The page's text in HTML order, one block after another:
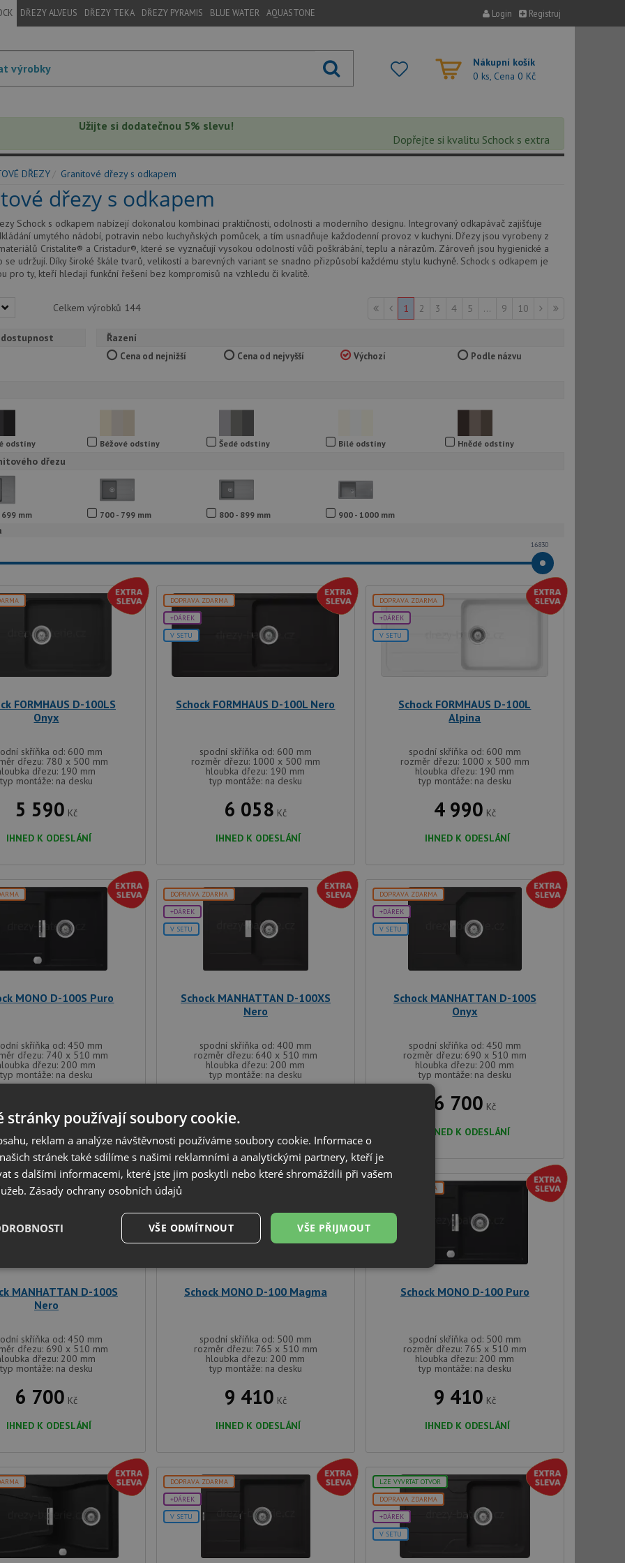
DŘEZY ALVEUS DŘEZY TEKA DŘEZY PYRAMIS BLUE WATER AQUASTONE Login Registruj
Nákupní košík
0 ks, Cena 0 Kč
Užijte si dodatečnou 5% slevu!
Dopřejte si kvalitu Schock s extra 5% slevou –
DŘEZY Granitové dřezy s odkapem
dřezy s odkapem
Schock s odkapem nabízejí dokonalou kombinaci praktičnosti, odolnosti a moderního designu. Integrovaný odkapávač zajišťuje
umytého nádobí, potravin nebo kuchyňských pomůcek, a tím usnadňuje každodenní provoz v kuchyni. Dřezy jsou vyrobeny z
Cristalite® a Cristadur®, které se vyznačují vysokou odolností vůči poškrábání, teplu a nárazům. Zároveň jsou hygienické a
se udržují. Díky široké škále tvarů, velikostí a barevných variant se snadno přizpůsobí každému stylu kuchyně. Schock s odkapem je
pro ty, kteří hledají funkční řešení bez kompromisů na vzhledu či kvalitě.
Celkem výrobků 144 1 2 3 4 5 ... 9 10
dostupnost Řazení
Cena od nejnižší Cena od nejvyšší Výchozí Podle názvu
odstíny Béžové odstíny Šedé odstíny Bílé odstíny Hnědé odstíny
dřezu
699 mm 700 - 799 mm 800 - 899 mm 900 - 1000 mm
16830
FORMHAUS D-100LS
Onyx
skříňka od: 600 mm
dřezu: 780 x 500 mm
dřezu: 190 mm
typ montáže: na desku
5 590 Kč
IHNED K ODESLÁNÍ
DOPRAVA ZDARMA
+DÁREK
V SETU
Schock FORMHAUS D-100L Nero
spodní skříňka od: 600 mm
rozměr dřezu: 1000 x 500 mm
hloubka dřezu: 190 mm
typ montáže: na desku
6 058 Kč
IHNED K ODESLÁNÍ
DOPRAVA ZDARMA
+DÁREK
V SETU
Schock FORMHAUS D-100L
Alpina
spodní skříňka od: 600 mm
rozměr dřezu: 1000 x 500 mm
hloubka dřezu: 190 mm
typ montáže: na desku
4 990 Kč
IHNED K ODESLÁNÍ
MONO D-100S Puro
skříňka od: 450 mm
dřezu: 740 x 510 mm
dřezu: 200 mm
typ montáže: na desku
DOPRAVA ZDARMA
+DÁREK
V SETU
Schock MANHATTAN D-100XS
Nero
spodní skříňka od: 400 mm
rozměr dřezu: 640 x 510 mm
hloubka dřezu: 200 mm
typ montáže: na desku
DOPRAVA ZDARMA
+DÁREK
V SETU
Schock MANHATTAN D-100S
Onyx
spodní skříňka od: 450 mm
rozměr dřezu: 690 x 510 mm
hloubka dřezu: 200 mm
typ montáže: na desku
6 700 Kč
IHNED K ODESLÁNÍ
MANHATTAN D-100S
Nero
skříňka od: 450 mm
dřezu: 690 x 510 mm
dřezu: 200 mm
typ montáže: na desku
6 700 Kč
IHNED K ODESLÁNÍ
DOPRAVA ZDARMA
V SETU
Schock MONO D-100 Magma
spodní skříňka od: 500 mm
rozměr dřezu: 765 x 510 mm
hloubka dřezu: 200 mm
typ montáže: na desku
9 410 Kč
IHNED K ODESLÁNÍ
DOPRAVA ZDARMA
Schock MONO D-100 Puro
spodní skříňka od: 500 mm
rozměr dřezu: 765 x 510 mm
hloubka dřezu: 200 mm
typ montáže: na desku
9 410 Kč
IHNED K ODESLÁNÍ
DOPRAVA ZDARMA
+DÁREK
V SETU
LZE VYVRTAT OTVOR
DOPRAVA ZDARMA
+DÁREK
V SETU
stránky používají soubory cookie.
reklam a analýze návštěvnosti používáme soubory cookie. Informace o
stránek také sdílíme s našimi reklamními a analytickými partnery, kteří je
s dalšími informacemi, které jste jim poskytli nebo které shromáždili při vašem
Zásady ochrany osobních údajů
VŠE PŘIJMOUT
VŠE ODMÍTNOUT
Výkonové
Soubory cílení Funkční soubory
Nezařazené
cookie umožňují základní funkce webových stránek, jako je přihlášení uživatele a správa účtu. Webové
4 týdny 2
dny
Tento cookie se používá k jedinečné identifikaci zařízení, která
mají přístup k webové stránce, aby sledovala používání a zlepšila
uživatelskou zkušenost.
Amazon.com Inc.
mediator.zopim.com
Pro pokračující podporu lepivosti s případy použití CORS po
aktualizaci Chromium vytváříme další soubory cookie lepivosti
pro každou z těchto funkcí lepivosti založených na trvání s
CookieScript
5 měsíců
Tento soubor cookie používá služba Cookie-Script.com k